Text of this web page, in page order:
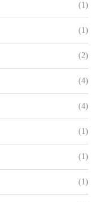
(1)
(1)
(2)
(4)
(4)
(1)
(1)
(1)